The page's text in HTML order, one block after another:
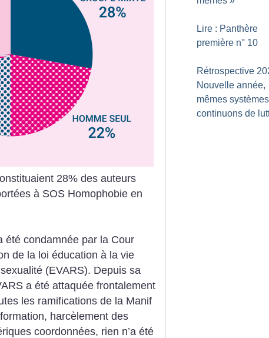
28% des auteurs
à SOS Homophobie en
été condamnée par la Cour
de la loi éducation à la vie
(EVARS). Depuis sa
a été attaquée frontalement
les ramifications de la Manif
harcèlement des
coordonnées, rien n’a été
Lire : Panthère
première n° 10
Rétrospective
Nouvelle année,
mêmes
continuons de